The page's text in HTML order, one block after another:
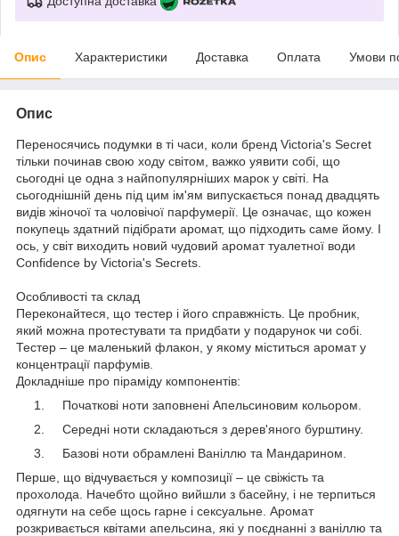
Опис Характеристики Доставка Оплата Умови
Опис
Переносячись подумки в ті часи, коли бренд Victoria's Secret
тільки починав свою ходу світом, важко уявити собі, що
сьогодні це одна з найпопулярніших марок у світі. На
сьогоднішній день під цим ім'ям випускається понад двадцять
видів жіночої та чоловічої парфумерії. Це означає, що кожен
покупець здатний підібрати аромат, що підходить саме йому. І
ось, у світ виходить новий чудовий аромат туалетної води
Confidence by Victoria's Secrets.
Особливості та склад
Переконайтеся, що тестер і його справжність. Це пробник,
який можна протестувати та придбати у подарунок чи собі.
Тестер – це маленький флакон, у якому міститься аромат у
концентрації парфумів.
Докладніше про піраміду компонентів:
Початкові ноти заповнені Апельсиновим кольором.
Середні ноти складаються з дерев'яного бурштину.
Базові ноти обрамлені Ваніллю та Мандарином.
Перше, що відчувається у композиції – це свіжість та
прохолода. Начебто щойно вийшли з басейну, і не терпиться
одягнути на себе щось гарне і сексуальне. Аромат
розкривається квітами апельсина, які у поєднанні з ваніллю та